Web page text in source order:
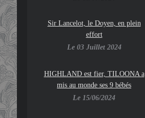
Sir Lancelot, le Doyen, en plein
effort
Le 03 Juillet 2024
HIGHLAND est fier, TILOONA a
mis au monde ses 9 bébés
Le 15/06/2024